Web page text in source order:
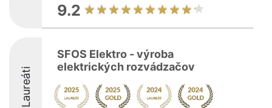
9.2
Laureáti
SFOS Elektro - výroba
elektrických rozvádzačov